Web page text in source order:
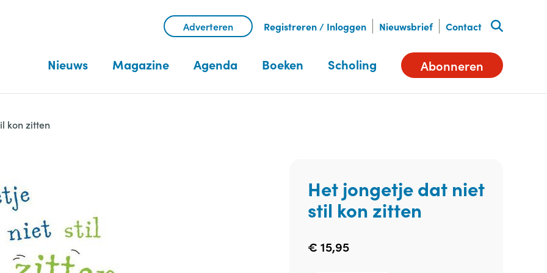
Adverteren Registreren / Inloggen Nieuwsbrief Contact
Nieuws Magazine Agenda Boeken Scholing Abonneren
kon zitten
Het jongetje dat niet
stil kon zitten
€ 15,95